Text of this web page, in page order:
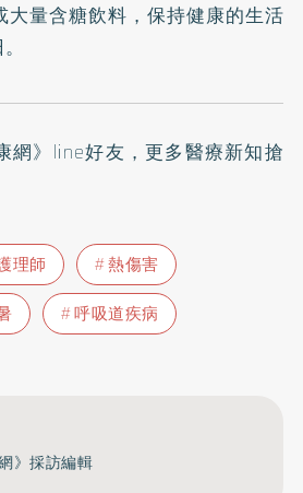
大量含糖飲料，保持健康的生活
網》line好友 ，更多醫療新知搶
理師
熱傷害
呼吸道疾病
》採訪編輯